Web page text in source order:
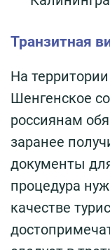
Транзитная
На
Шенгенское
россиянам
заранее
документы
процедура
качестве